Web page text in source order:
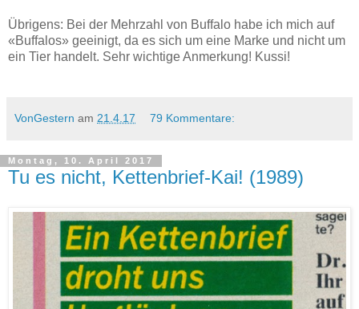
Übrigens: Bei der Mehrzahl von Buffalo habe ich mich auf
«Buffalos» geeinigt, da es sich um eine Marke und nicht um
ein Tier handelt. Sehr wichtige Anmerkung! Kussi!
VonGestern am 21.4.17 79 Kommentare:
Montag, 10. April 2017
Tu es nicht, Kettenbrief-Kai! (1989)